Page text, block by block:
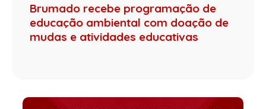
Brumado recebe programação de
educação ambiental com doação de
mudas e atividades educativas